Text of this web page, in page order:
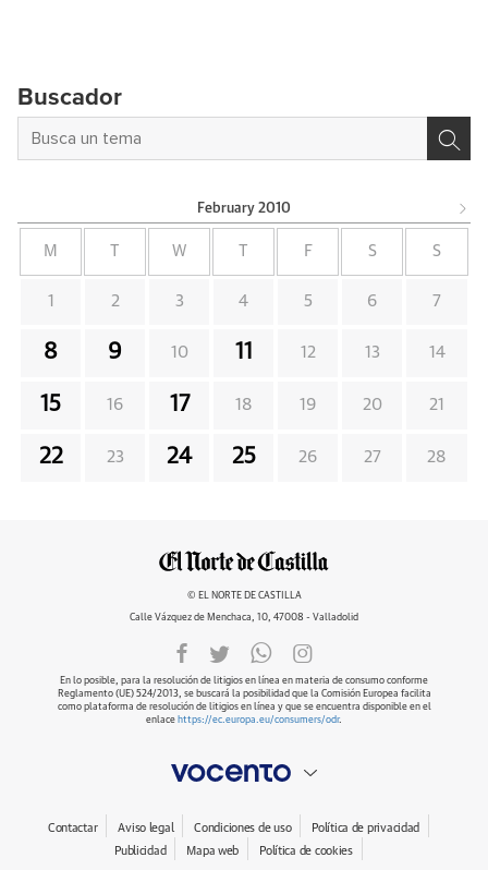
Buscador
February 2010
M W F S S
1 2 3 4 5 6 7
8 9 10 11 12 13 14
15 16 17 18 19 20 21
22 23 24 25 26 27 28
© EL NORTE DE CASTILLA
Calle Vázquez de Menchaca, 10, 47008 - Valladolid
En lo posible, para la resolución de litigios en línea en materia de consumo conforme
Reglamento (UE) 524/2013, se buscará la posibilidad que la Comisión Europea facilita
como plataforma de resolución de litigios en línea y que se encuentra disponible en el
enlace https://ec.europa.eu/consumers/odr.
Contactar Aviso legal Condiciones de uso
Política de privacidad
Publicidad
Mapa web Política de cookies